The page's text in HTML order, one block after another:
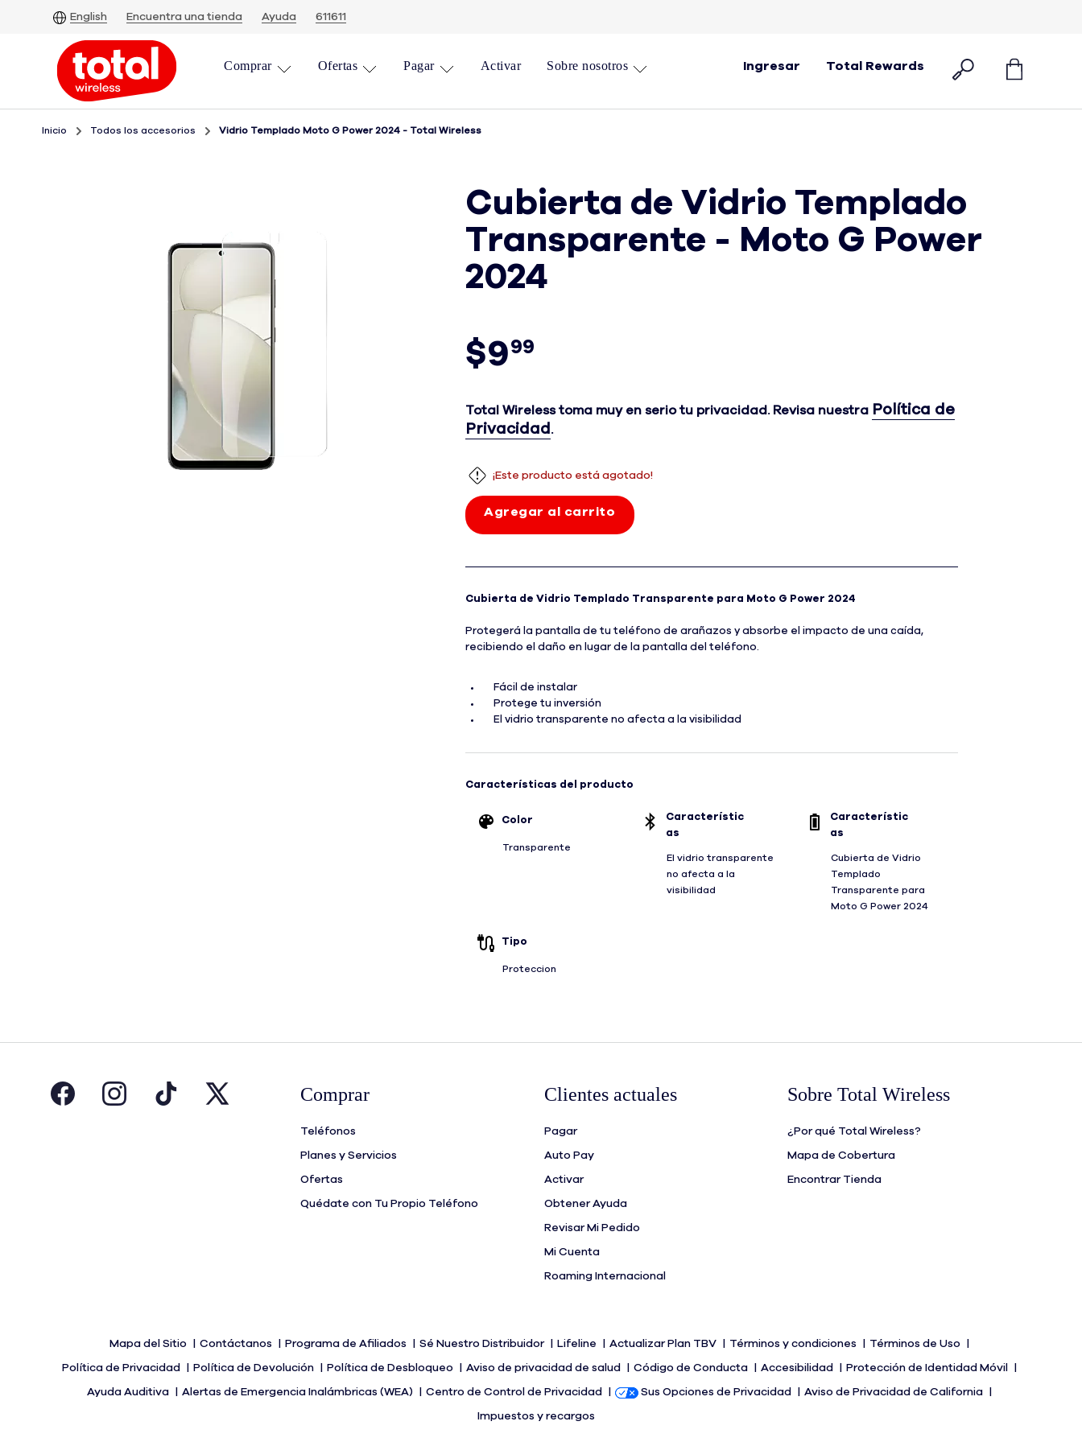
English Encuentra una tienda Ayuda 611611
Comprar Ofertas Pagar Activar Sobre nosotros Ingresar Total Rewards
Inicio Todos los accesorios Vidrio Templado Moto G Power 2024 - Total Wireless
Cubierta de Vidrio Templado
Transparente - Moto G Power
2024
$999
Total Wireless toma muy en serio tu privacidad. Revisa nuestra Política de
Privacidad .
¡Este producto está agotado!
Agregar al carrito
Cubierta de Vidrio Templado Transparente para Moto G Power 2024
Protegerá la pantalla de tu teléfono de arañazos y absorbe el impacto de una caída,
recibiendo el daño en lugar de la pantalla del teléfono.
Fácil de instalar
Protege tu inversión
El vidrio transparente no afecta a la visibilidad
Características del producto
Color
Transparente
Característic
as
El vidrio transparente
no afecta a la
visibilidad
Característic
as
Cubierta de Vidrio
Templado
Transparente para
Moto G Power 2024
Tipo
Proteccion
Comprar
Teléfonos
Planes y Servicios
Ofertas
Quédate con Tu Propio Teléfono
Clientes actuales
Pagar
Auto Pay
Activar
Obtener Ayuda
Revisar Mi Pedido
Mi Cuenta
Roaming Internacional
Sobre Total Wireless
¿Por qué Total Wireless?
Mapa de Cobertura
Encontrar Tienda
Mapa del Sitio Contáctanos Programa de Afiliados Sé Nuestro Distribuidor Lifeline Actualizar Plan TBV Términos y condiciones Términos de Uso
Política de Privacidad Política de Devolución Política de Desbloqueo Aviso de privacidad de salud Código de Conducta Accesibilidad Protección de Identidad Móvil
Ayuda Auditiva Alertas de Emergencia Inalámbricas (WEA) Centro de Control de Privacidad Sus Opciones de Privacidad Aviso de Privacidad de California
Impuestos y recargos